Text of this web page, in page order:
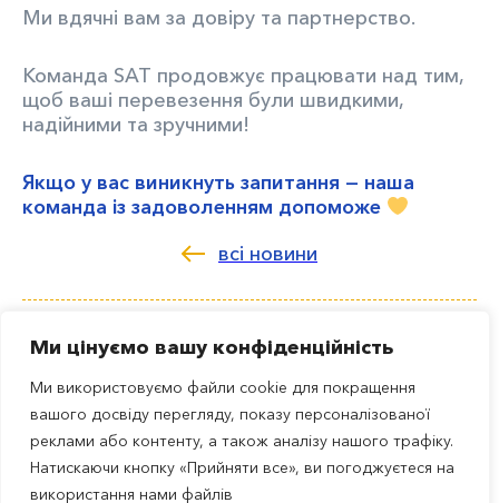
Ми цінуємо вашу конфіденційність
Ми використовуємо файли cookie для покращення
вашого досвіду перегляду, показу персоналізованої
реклами або контенту, а також аналізу нашого трафіку.
Натискаючи кнопку «Прийняти все», ви погоджуєтеся на
використання нами файлів
Ми вдячні вам за довіру та партнерство.
Команда SAT продовжує працювати над тим,
щоб ваші перевезення були швидкими,
надійними та зручними!
Якщо у вас виникнуть запитання — наша
команда із задоволенням допоможе
всі новини
контакти
ru